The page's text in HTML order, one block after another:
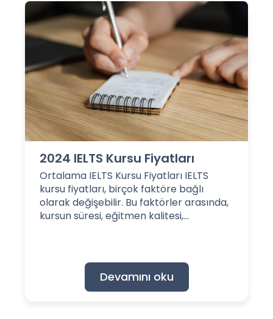
2024 IELTS Kursu Fiyatları
Ortalama IELTS Kursu Fiyatları IELTS
kursu fiyatları, birçok faktöre bağlı
olarak değişebilir. Bu faktörler arasında,
kursun süresi, eğitmen kalitesi,...
Devamını oku